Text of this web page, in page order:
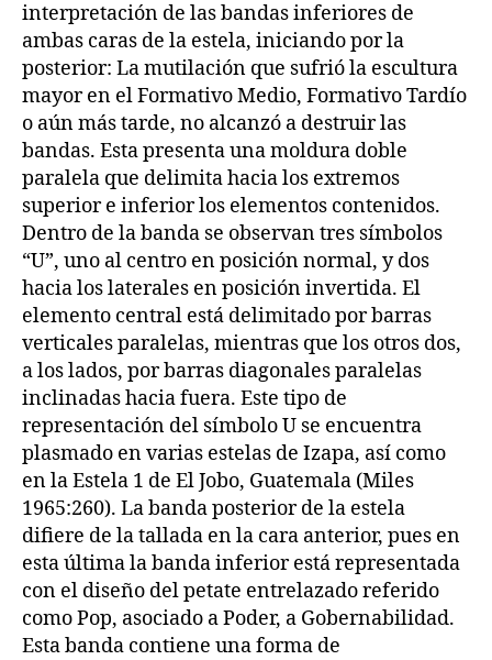
interpretación de las bandas inferiores de
ambas caras de la estela, iniciando por la
posterior: La mutilación que sufrió la escultura
mayor en el Formativo Medio, Formativo Tardío
o aún más tarde, no alcanzó a destruir las
bandas. Esta presenta una moldura doble
paralela que delimita hacia los extremos
superior e inferior los elementos contenidos.
Dentro de la banda se observan tres símbolos
“U”, uno al centro en posición normal, y dos
hacia los laterales en posición invertida. El
elemento central está delimitado por barras
verticales paralelas, mientras que los otros dos,
a los lados, por barras diagonales paralelas
inclinadas hacia fuera. Este tipo de
representación del símbolo U se encuentra
plasmado en varias estelas de Izapa, así como
en la Estela 1 de El Jobo, Guatemala (Miles
1965:260). La banda posterior de la estela
difiere de la tallada en la cara anterior, pues en
esta última la banda inferior está representada
con el diseño del petate entrelazado referido
como Pop, asociado a Poder, a Gobernabilidad.
Esta banda contiene una forma de